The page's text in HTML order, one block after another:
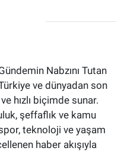
Nabzını Tutan
ve dünyadan son
hızlı biçimde sunar.
şeffaflık ve kamu
teknoloji ve yaşam
haber akışıyla